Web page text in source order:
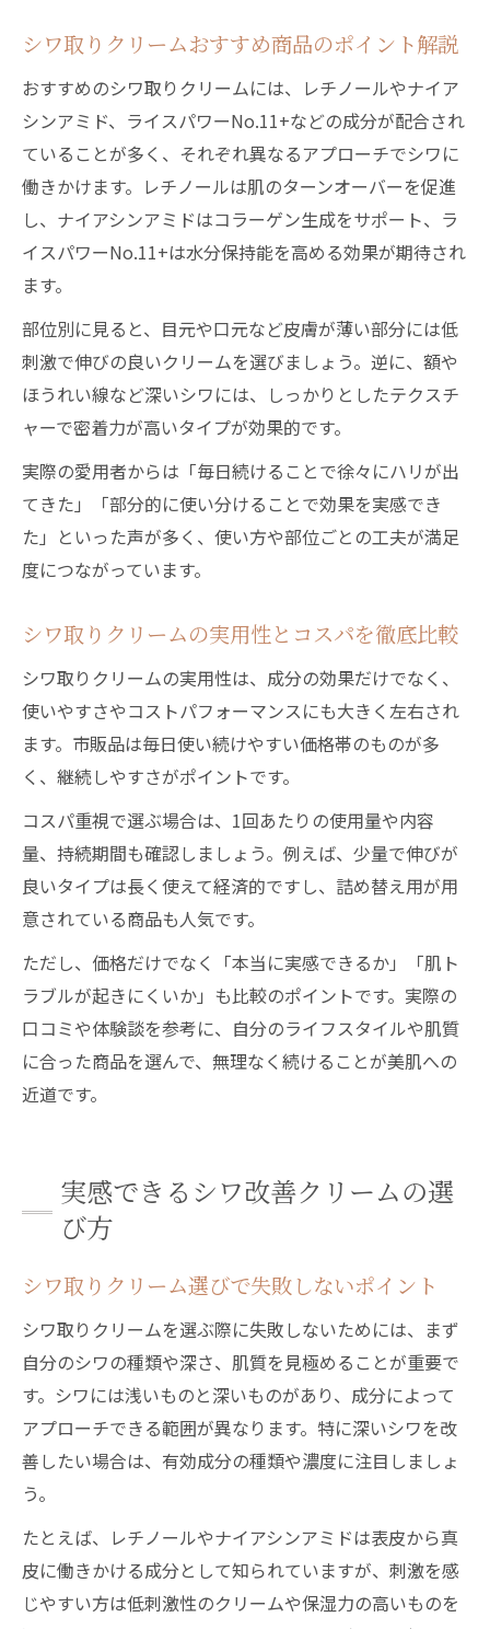
シワ取りクリームおすすめ商品のポイント解説
おすすめのシワ取りクリームには、レチノールやナイア
シンアミド、ライスパワーNo.11+などの成分が配合され
ていることが多く、それぞれ異なるアプローチでシワに
働きかけます。レチノールは肌のターンオーバーを促進
し、ナイアシンアミドはコラーゲン生成をサポート、ラ
イスパワーNo.11+は水分保持能を高める効果が期待され
ます。
部位別に見ると、目元や口元など皮膚が薄い部分には低
刺激で伸びの良いクリームを選びましょう。逆に、額や
ほうれい線など深いシワには、しっかりとしたテクスチ
ャーで密着力が高いタイプが効果的です。
実際の愛用者からは「毎日続けることで徐々にハリが出
てきた」「部分的に使い分けることで効果を実感でき
た」といった声が多く、使い方や部位ごとの工夫が満足
度につながっています。
シワ取りクリームの実用性とコスパを徹底比較
シワ取りクリームの実用性は、成分の効果だけでなく、
使いやすさやコストパフォーマンスにも大きく左右され
ます。市販品は毎日使い続けやすい価格帯のものが多
く、継続しやすさがポイントです。
コスパ重視で選ぶ場合は、1回あたりの使用量や内容
量、持続期間も確認しましょう。例えば、少量で伸びが
良いタイプは長く使えて経済的ですし、詰め替え用が用
意されている商品も人気です。
ただし、価格だけでなく「本当に実感できるか」「肌ト
ラブルが起きにくいか」も比較のポイントです。実際の
口コミや体験談を参考に、自分のライフスタイルや肌質
に合った商品を選んで、無理なく続けることが美肌への
近道です。
実感できるシワ改善クリームの選
び方
シワ取りクリーム選びで失敗しないポイント
シワ取りクリームを選ぶ際に失敗しないためには、まず
自分のシワの種類や深さ、肌質を見極めることが重要で
す。シワには浅いものと深いものがあり、成分によって
アプローチできる範囲が異なります。特に深いシワを改
善したい場合は、有効成分の種類や濃度に注目しましょ
う。
たとえば、レチノールやナイアシンアミドは表皮から真
皮に働きかける成分として知られていますが、刺激を感
じやすい方は低刺激性のクリームや保湿力の高いものを